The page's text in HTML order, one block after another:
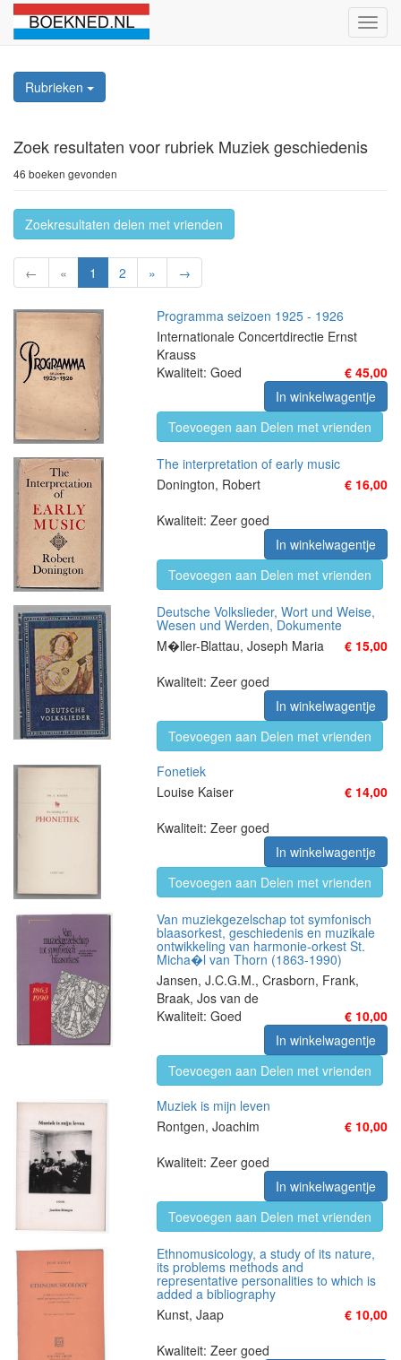
Rubrieken
Zoek resultaten voor rubriek Muziek geschiedenis
46 boeken gevonden
Zoekresultaten delen met vrienden
← « 1 2 » →
Programma seizoen 1925 - 1926
Internationale Concertdirectie Ernst
Krauss
€ 45,00
Kwaliteit: Goed
In winkelwagentje
Toevoegen aan Delen met vrienden
The interpretation of early music
Donington, Robert
€ 16,00
Kwaliteit: Zeer goed
In winkelwagentje
Toevoegen aan Delen met vrienden
Deutsche Volkslieder, Wort und Weise,
Wesen und Werden, Dokumente
M�ller-Blattau, Joseph Maria
€ 15,00
Kwaliteit: Zeer goed
In winkelwagentje
Toevoegen aan Delen met vrienden
Fonetiek
Louise Kaiser
€ 14,00
Kwaliteit: Zeer goed
In winkelwagentje
Toevoegen aan Delen met vrienden
Van muziekgezelschap tot symfonisch
blaasorkest, geschiedenis en muzikale
ontwikkeling van harmonie-orkest St.
Micha�l van Thorn (1863-1990)
Jansen, J.C.G.M., Crasborn, Frank,
Braak, Jos van de
€ 10,00
Kwaliteit: Goed
In winkelwagentje
Toevoegen aan Delen met vrienden
Muziek is mijn leven
Rontgen, Joachim
€ 10,00
Kwaliteit: Zeer goed
In winkelwagentje
Toevoegen aan Delen met vrienden
Ethnomusicology, a study of its nature,
its problems methods and
representative personalities to which is
added a bibliography
Kunst, Jaap
€ 10,00
Kwaliteit: Zeer goed